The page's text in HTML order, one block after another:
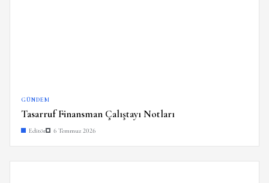
GÜNDEM
Tasarruf Finansman Çalıştayı Notları
Editör 6 Temmuz 2026